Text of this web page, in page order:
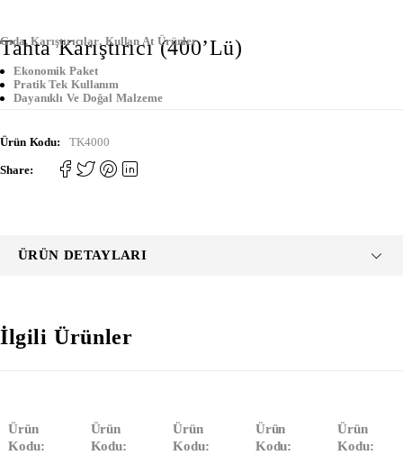
Gıda,Karıştırıcılar, Kullan At Ürünler
Tahta Karıştırıcı (400’lü)
Ekonomik Paket
Pratik Tek Kullanım
Dayanıklı Ve Doğal Malzeme
Ürün Kodu: TK4000
Share:
ÜRÜN DETAYLARI
İlgili Ürünler
Ürün
Kodu:
Ürün
Kodu:
Ürün
Kodu:
Ürün
Kodu:
Ürün
Kodu: